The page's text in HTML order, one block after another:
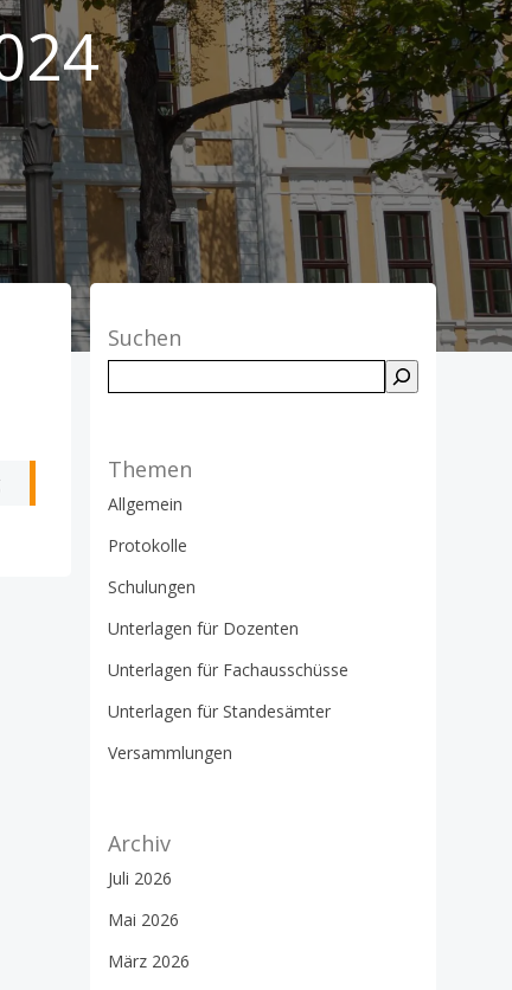
Suchen
Themen
Allgemein
Protokolle
Schulungen
Unterlagen für Dozenten
Unterlagen für Fachausschüsse
Unterlagen für Standesämter
Versammlungen
Archiv
Juli 2026
Mai 2026
März 2026